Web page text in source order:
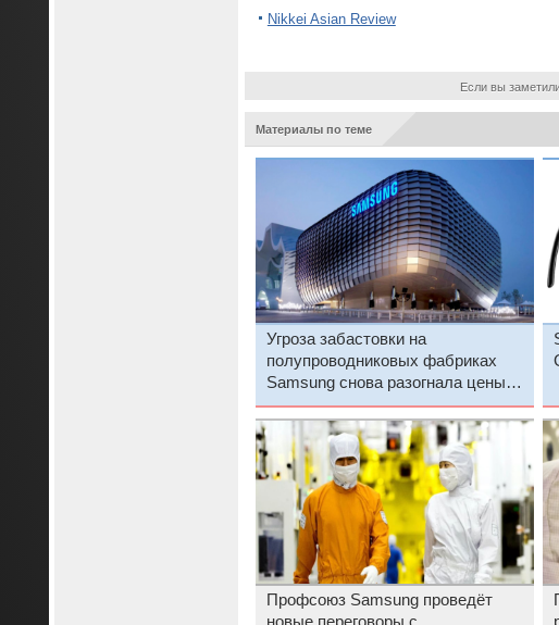
Nikkei Asian Review
Если вы
Материалы по теме
Угроза забастовки на
полупроводниковых фабриках
Samsung снова разогнала цены
на память
Профсоюз Samsung проведёт